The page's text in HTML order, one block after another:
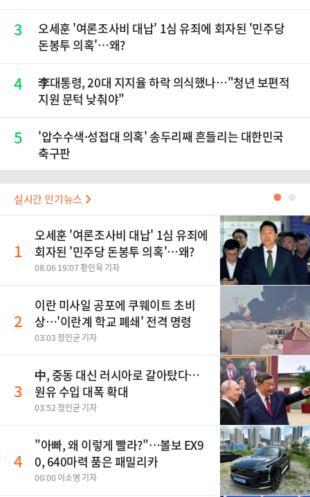
재점화, 김민석 "과반 승리 가능성 99%" 등
3
오세훈 '여론조사비 대납' 1심 유죄에 회자된 '민주당
돈봉투 의혹'…왜?
4
李대통령, 20대 지지율 하락 의식했나…"청년 보편적
지원 문턱 낮춰야"
5
'압수수색·성접대 의혹' 송두리째 흔들리는 대한민국
축구판
실시간 인기뉴스 ●
1
오세훈 '여론조사비 대납' 1심 유죄에
회자된 '민주당 돈봉투 의혹'…왜?
08.06 19:07 황인욱 기자
2
이란 미사일 공포에 쿠웨이트 초비
상…'이란계 학교 폐쇄' 전격 명령
03:03 정인균 기자
3
中, 중동 대신 러시아로 갈아탔다…
원유 수입 대폭 확대
03:52 정인균 기자
4
"아빠, 왜 이렇게 빨라?"…볼보 EX9
0, 640마력 품은 패밀리카
00:00 이소영 기자